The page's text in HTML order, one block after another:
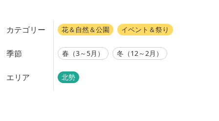
カテゴリー 花＆自然＆公園 イベント＆祭り
季節 春（3～5月） 冬（12～2月）
エリア 北勢